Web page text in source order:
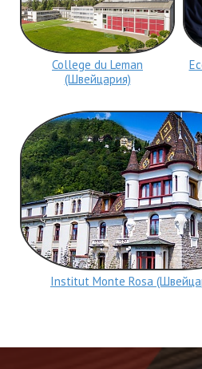
College du Leman
(Швейцария)
Institut Monte Rosa